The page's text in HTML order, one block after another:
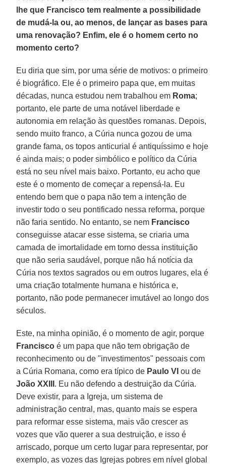
lhe que Francisco tem realmente a possibilidade
de mudá-la ou, ao menos, de lançar as bases para
uma renovação? Enfim, ele é o homem certo no
momento certo?
Eu diria que sim, por uma série de motivos: o primeiro
é biográfico. Ele é o primeiro papa que, em muitas
décadas, nunca estudou nem trabalhou em Roma;
portanto, ele parte de uma notável liberdade e
autonomia em relação às questões romanas. Depois,
sendo muito franco, a Cúria nunca gozou de uma
grande fama, os topos anticurial é antiquíssimo e hoje
é ainda mais; o poder simbólico e político da Cúria
está no seu nível mais baixo. Portanto, eu acho que
este é o momento de começar a repensá-la. Eu
entendo bem que o papa não tem a intenção de
investir todo o seu pontificado nessa reforma, porque
não faria sentido. No entanto, se nem Francisco
conseguisse atacar esse sistema, se criaria uma
camada de imortalidade em torno dessa instituição
que não seria saudável, porque não há notícia da
Cúria nos textos sagrados ou em outros lugares, ela é
uma criação totalmente humana e histórica e,
portanto, não pode permanecer imutável ao longo dos
séculos.
Este, na minha opinião, é o momento de agir, porque
Francisco é um papa que não tem obrigação de
reconhecimento ou de "investimentos" pessoais com
a Cúria Romana, como era típico de Paulo VI ou de
João XXIII . Eu não defendo a destruição da Cúria.
Deve existir, para a Igreja, um sistema de
administração central, mas, quanto mais se espera
para reformar esse sistema, mais vão crescer as
vozes que vão querer a sua destruição, e isso é
arriscado, porque um certo lugar para representar, por
exemplo, as vozes das Igrejas pobres em nível global